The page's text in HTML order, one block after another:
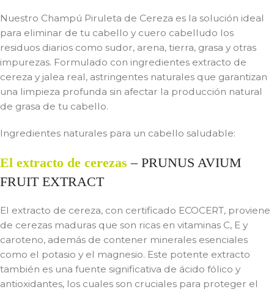
Nuestro Champú Piruleta de Cereza es la solución ideal
para eliminar de tu cabello y cuero cabelludo los
residuos diarios como sudor, arena, tierra, grasa y otras
impurezas. Formulado con ingredientes extracto de
cereza y jalea real, astringentes naturales que garantizan
una limpieza profunda sin afectar la producción natural
de grasa de tu cabello.
Ingredientes naturales para un cabello saludable:
El extracto de cerezas – PRUNUS AVIUM
FRUIT EXTRACT
El extracto de cereza, con certificado ECOCERT, proviene
de cerezas maduras que son ricas en vitaminas C, E y
caroteno, además de contener minerales esenciales
como el potasio y el magnesio. Este potente extracto
también es una fuente significativa de ácido fólico y
antioxidantes, los cuales son cruciales para proteger el